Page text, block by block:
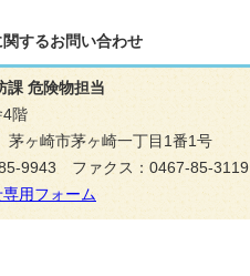
するお問い合わせ
課 危険物担当
4階
ヶ崎市茅ヶ崎一丁目1番1号
9943 ファクス：0467-85-3119
用フォーム